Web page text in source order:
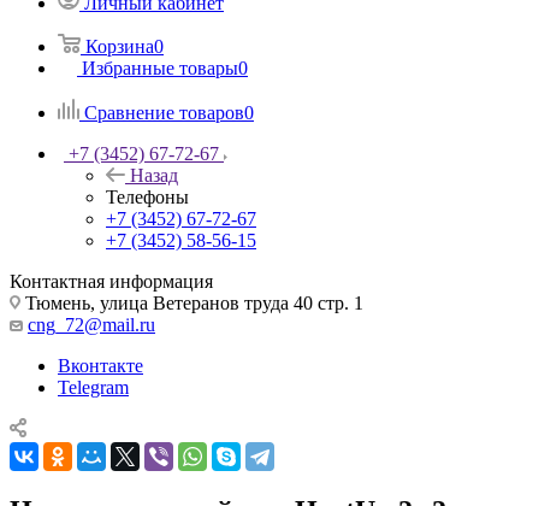
Корзина0
Избранные товары0
Сравнение товаров0
+7 (3452) 67-72-67
Назад
Телефоны
+7 (3452) 67-72-67
+7 (3452) 58-56-15
Контактная информация
Тюмень, улица Ветеранов труда 40 стр. 1
cng_72@mail.ru
Вконтакте
Telegram